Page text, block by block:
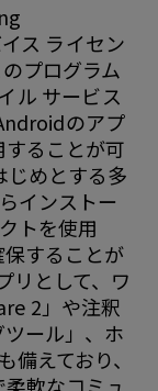
ス ライセン
プログラム
ル サービス
のアプ
ることが可
じめとする多
インストー
トを使用
することが
リとして、ワ
2」や注釈
ール」、ホ
えており、
軟なコミュ